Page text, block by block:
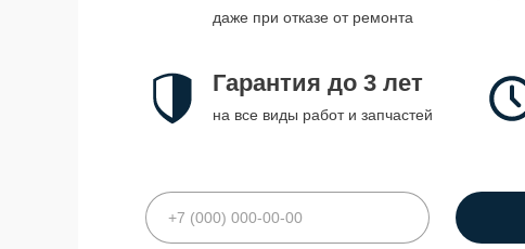
даже при отказе от ремонта
Гарантия до 3 лет
на все виды работ и запчастей